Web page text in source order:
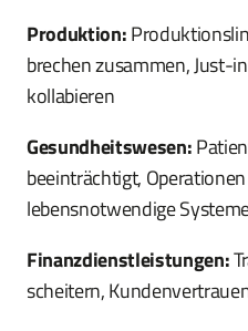
Produktion:
brechen zusammen, Just-
kollabieren
Gesundheitswesen:
beeinträchtigt,
lebensnotwendige
Finanzdienstleistungen:
scheitern,